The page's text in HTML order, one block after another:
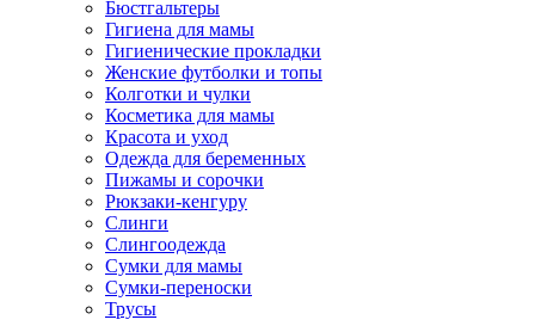
Бюстгальтеры
Гигиена для мамы
Гигиенические прокладки
Женские футболки и топы
Колготки и чулки
Косметика для мамы
Красота и уход
Одежда для беременных
Пижамы и сорочки
Рюкзаки-кенгуру
Слинги
Слингоодежда
Сумки для мамы
Сумки-переноски
Трусы